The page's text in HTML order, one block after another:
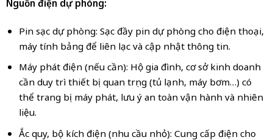
Nguồn điện dự phòng:
Pin sạc dự phòng: Sạc đầy pin dự phòng cho điện thoại,
máy tính bảng để liên lạc và cập nhật thông tin.
Máy phát điện (nếu cần): Hộ gia đình, cơ sở kinh doanh
cần duy trì thiết bị quan trọng (tủ lạnh, máy bơm…) có
thể trang bị máy phát, lưu ý an toàn vận hành và nhiên
liệu.
Ắc quy, bộ kích điện (nhu cầu nhỏ): Cung cấp điện cho